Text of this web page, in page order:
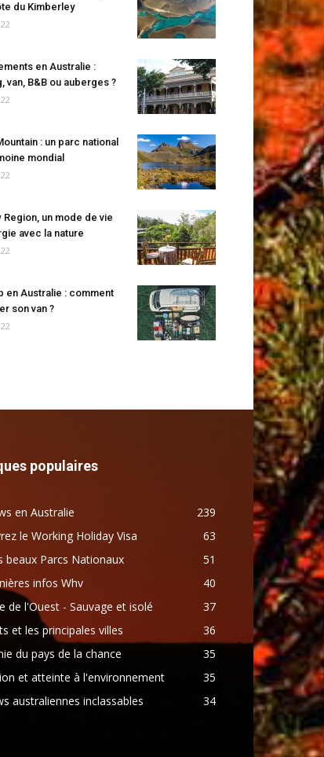
du Kimberley
en Australie :
van, B&B ou auberges ?
: un parc national
mondial
Region, un mode de vie
avec la nature
en Australie : comment
son van ?
populaires
en Australie
239
le Working Holiday Visa
63
beaux Parcs Nationaux
51
infos Whv
40
de l'Ouest - Sauvage et isolé
37
et les principales villes
36
du pays de la chance
35
et atteinte à l'environnement
35
australiennes inclassables
34